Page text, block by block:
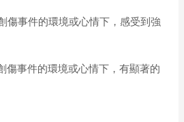
事件的環境或心情下，感受到強
事件的環境或心情下，有顯著的